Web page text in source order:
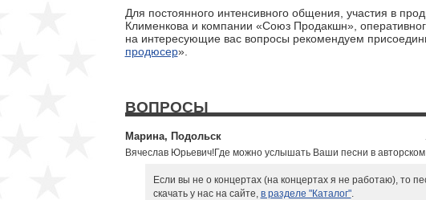
Для постоянного интенсивного общения, участия в
Клименкова и компании «Союз Продакшн»,
на интересующие вас вопросы рекомендуем
продюсер».
ВОПРОСЫ
Марина, Подольск
Вячеслав Юрьевич!Где можно услышать Ваши песни в
Если вы не о концертах (на концертах я не работаю), то
скачать у нас на сайте, в разделе "Каталог".